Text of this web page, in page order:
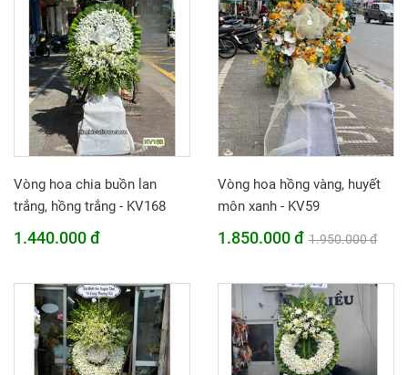
Vòng hoa chia buồn lan
trắng, hồng trắng - KV168
1.440.000 đ
Vòng hoa hồng vàng, huyết
môn xanh - KV59
1.850.000 đ 1.950.000 đ